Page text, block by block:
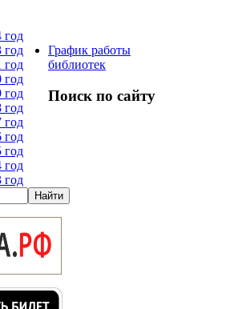
год
год
год
год
год
год
год
год
год
год
год
График работы
библиотек
Поиск по сайту